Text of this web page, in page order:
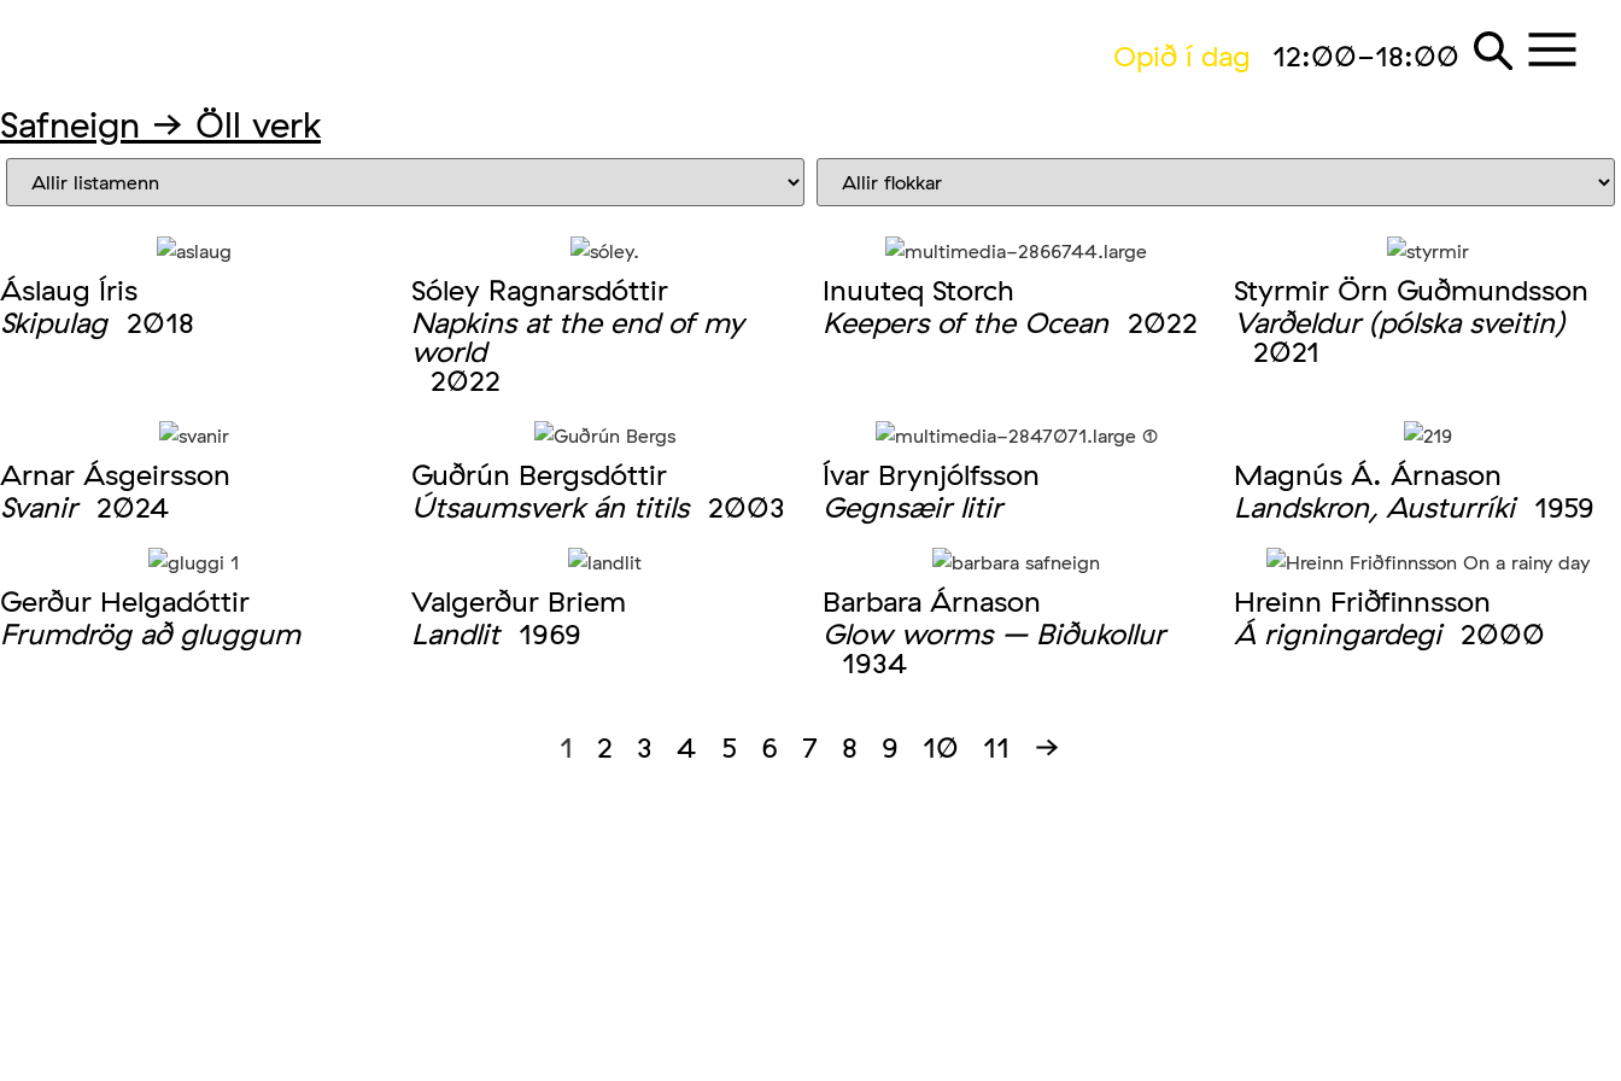
Opið í dag 12:00-18:00
Safneign → Öll verk
Áslaug Íris
Skipulag 2018
Sóley Ragnarsdóttir
Napkins at the end of my
world
2022
Inuuteq Storch
Keepers of the Ocean 2022
Styrmir Örn Guðmundsson
Varðeldur (pólska sveitin)
2021
Arnar Ásgeirsson
Svanir 2024
Guðrún Bergsdóttir
Útsaumsverk án titils 2003
Ívar Brynjólfsson
Gegnsæir litir
Magnús Á. Árnason
Landskron, Austurríki 1959
Gerður Helgadóttir
Frumdrög að gluggum
Valgerður Briem
Landlit 1969
Barbara Árnason
Glow worms – Biðukollur
1934
Hreinn Friðfinnsson
Á rigningardegi 2000
1 2 3 4 5 6 7 8 9 10 11 →